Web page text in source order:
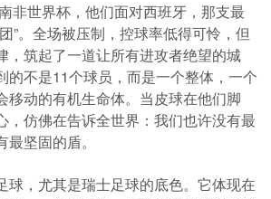
非世界杯，他们面对西班牙，那支最
”。全场被压制，控球率低得可怜，但
，筑起了一道让所有进攻者绝望的城
的不是11个球员，而是一个整体，一个
移动的有机生命体。当皮球在他们脚
，仿佛在告诉全世界：我们也许没有最
坚固的盾。
球，尤其是瑞士足球的底色。它体现在